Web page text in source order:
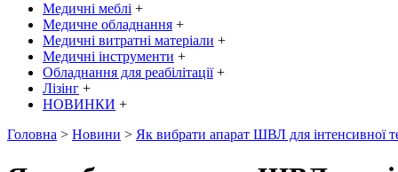
Медичні меблі +
Медичне обладнання +
Медичні витратні матеріали +
Медичні інструменти +
Обладнання для реабілітації +
Лізінг +
НОВИНКИ +
Головна > Новини > Як вибрати апарат ШВЛ для інтенсивної